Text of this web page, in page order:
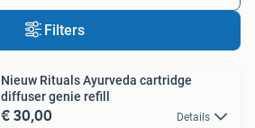
Filters
Nieuw Rituals Ayurveda cartridge
diffuser genie refill
€ 30,00 Details